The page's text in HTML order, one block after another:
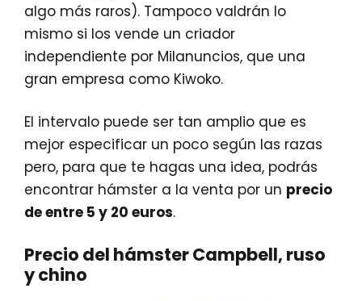
algo más raros). Tampoco valdrán lo
mismo si los vende un criador
independiente por Milanuncios, que una
gran empresa como Kiwoko.
El intervalo puede ser tan amplio que es
mejor especificar un poco según las razas
pero, para que te hagas una idea, podrás
encontrar hámster a la venta por un precio
de entre 5 y 20 euros.
Precio del hámster Campbell, ruso
y chino